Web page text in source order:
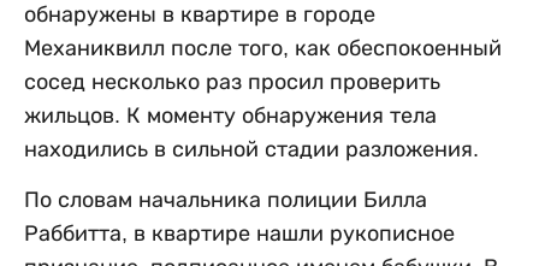
обнаружены в квартире в городе
Механиквилл после того, как обеспокоенный
сосед несколько раз просил проверить
жильцов. К моменту обнаружения тела
находились в сильной стадии разложения.
По словам начальника полиции Билла
Раббитта, в квартире нашли рукописное